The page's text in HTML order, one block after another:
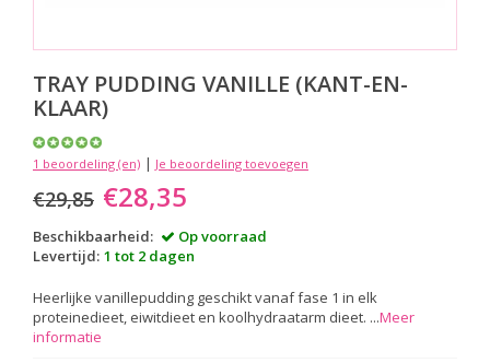
TRAY PUDDING VANILLE (KANT-EN-
KLAAR)
1 beoordeling (en) | Je beoordeling toevoegen
€29,85 €28,35
Beschikbaarheid:
Op voorraad
Levertijd: 1 tot 2 dagen
Heerlijke vanillepudding geschikt vanaf fase 1 in elk
proteinedieet, eiwitdieet en koolhydraatarm dieet. ...Meer
informatie